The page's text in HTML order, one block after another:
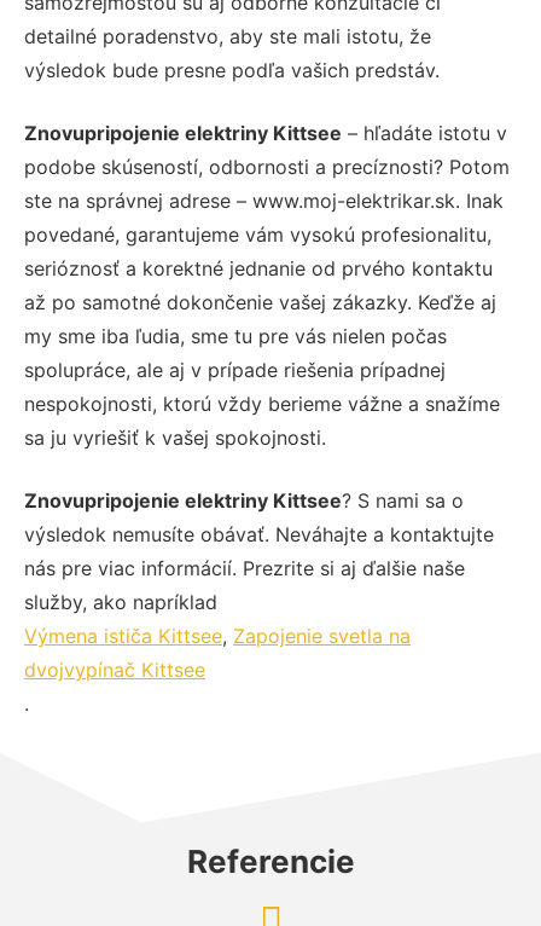
detailné poradenstvo, aby ste mali istotu, že
výsledok bude presne podľa vašich predstáv.
Znovupripojenie elektriny Kittsee – hľadáte istotu v
podobe skúseností, odbornosti a precíznosti? Potom
ste na správnej adrese – www.moj-elektrikar.sk. Inak
povedané, garantujeme vám vysokú profesionalitu,
serióznosť a korektné jednanie od prvého kontaktu
až po samotné dokončenie vašej zákazky. Keďže aj
my sme iba ľudia, sme tu pre vás nielen počas
spolupráce, ale aj v prípade riešenia prípadnej
nespokojnosti, ktorú vždy berieme vážne a snažíme
sa ju vyriešiť k vašej spokojnosti.
Znovupripojenie elektriny Kittsee? S nami sa o
výsledok nemusíte obávať. Neváhajte a kontaktujte
nás pre viac informácií. Prezrite si aj ďalšie naše
služby, ako napríklad
Výmena ističa Kittsee, Zapojenie svetla na
dvojvypínač Kittsee
.
Referencie